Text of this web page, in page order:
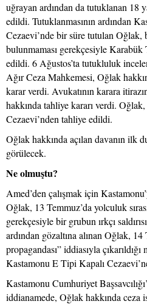
uğrayan ardından da tutuklanan 18
edildi. Tutuklanmasının ardından
Cezaevi’nde bir süre tutulan Oğlak,
bulunmaması gerekçesiyle
edildi. 6 Ağustos’ta tutukluluk
Ağır Ceza Mahkemesi, Oğlak
karar verdi. Avukatının karara
hakkında tahliye kararı verdi.
Cezaevi’nden tahliye edildi.
Oğlak hakkında açılan davanın ilk
görülecek.
Ne olmuştu?
Amed’den çalışmak için
Oğlak, 13 Temmuz’da yolculuk
gerekçesiyle bir grubun ırkçı
ardından gözaltına alınan Oğlak,
propagandası” iddiasıyla
Kastamonu E Tipi Kapalı
Kastamonu Cumhuriyet
iddianamede, Oğlak hakkında ceza